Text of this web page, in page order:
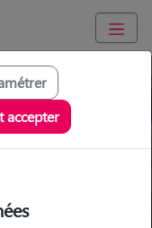
idéal !
Visites
Visites
accepter